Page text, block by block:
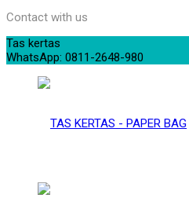
Contact with us
Tas kertas
WhatsApp: 0811-2648-980